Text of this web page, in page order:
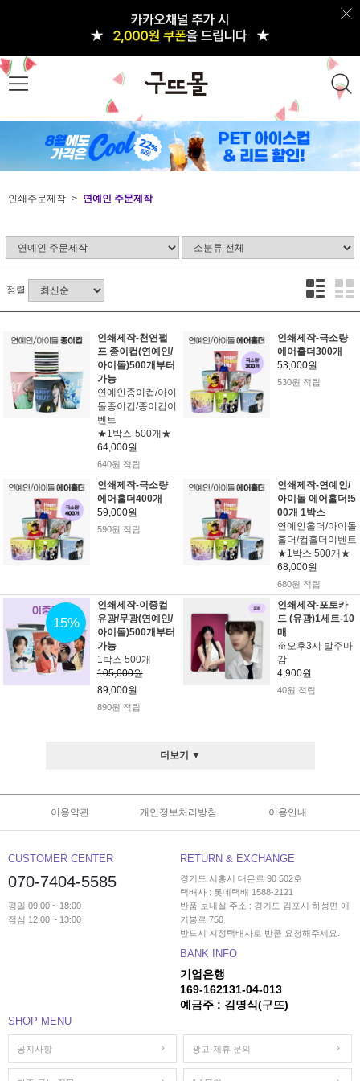
인쇄주문제작 연예인 주문제작
정렬
인쇄제작-천연펄
프 종이컵(연예인/
아이돌)500개부터
가능
연예인종이컵/아이
돌종이컵/종이컵이
벤트
★1박스-500개★
64,000원
640원 적립
인쇄제작-극소량
에어홀더300개
53,000원
530원 적립
인쇄제작-극소량
에어홀더400개
59,000원
590원 적립
인쇄제작-연예인/
아이돌 에어홀더!5
00개 1박스
연예인홀더/아이돌
홀더/컵홀더이벤트
★1박스 500개★
68,000원
680원 적립
15%
인쇄제작-이중컵
유광/무광(연예인/
아이돌)500개부터
가능
1박스 500개
105,000원
89,000원
890원 적립
인쇄제작-포토카
드 (유광)1세트-10
매
※오후3시 발주마
감
4,900원
40원 적립
더보기 ▼
이용약관 개인정보처리방침 이용안내
CUSTOMER CENTER
070-7404-5585
평일 09:00 ~ 18:00
점심 12:00 ~ 13:00
RETURN & EXCHANGE
경기도 시흥시 대은로 90 502호
택배사 : 롯데택배 1588-2121
반품 보내실 주소 : 경기도 김포시 하성면 애
기봉로 750
반드시 지정택배사로 반품 요청해주세요.
BANK INFO
기업은행
169-162131-04-013
예금주 : 김명식(구뜨)
SHOP MENU
공지사항 광고·제휴 문의